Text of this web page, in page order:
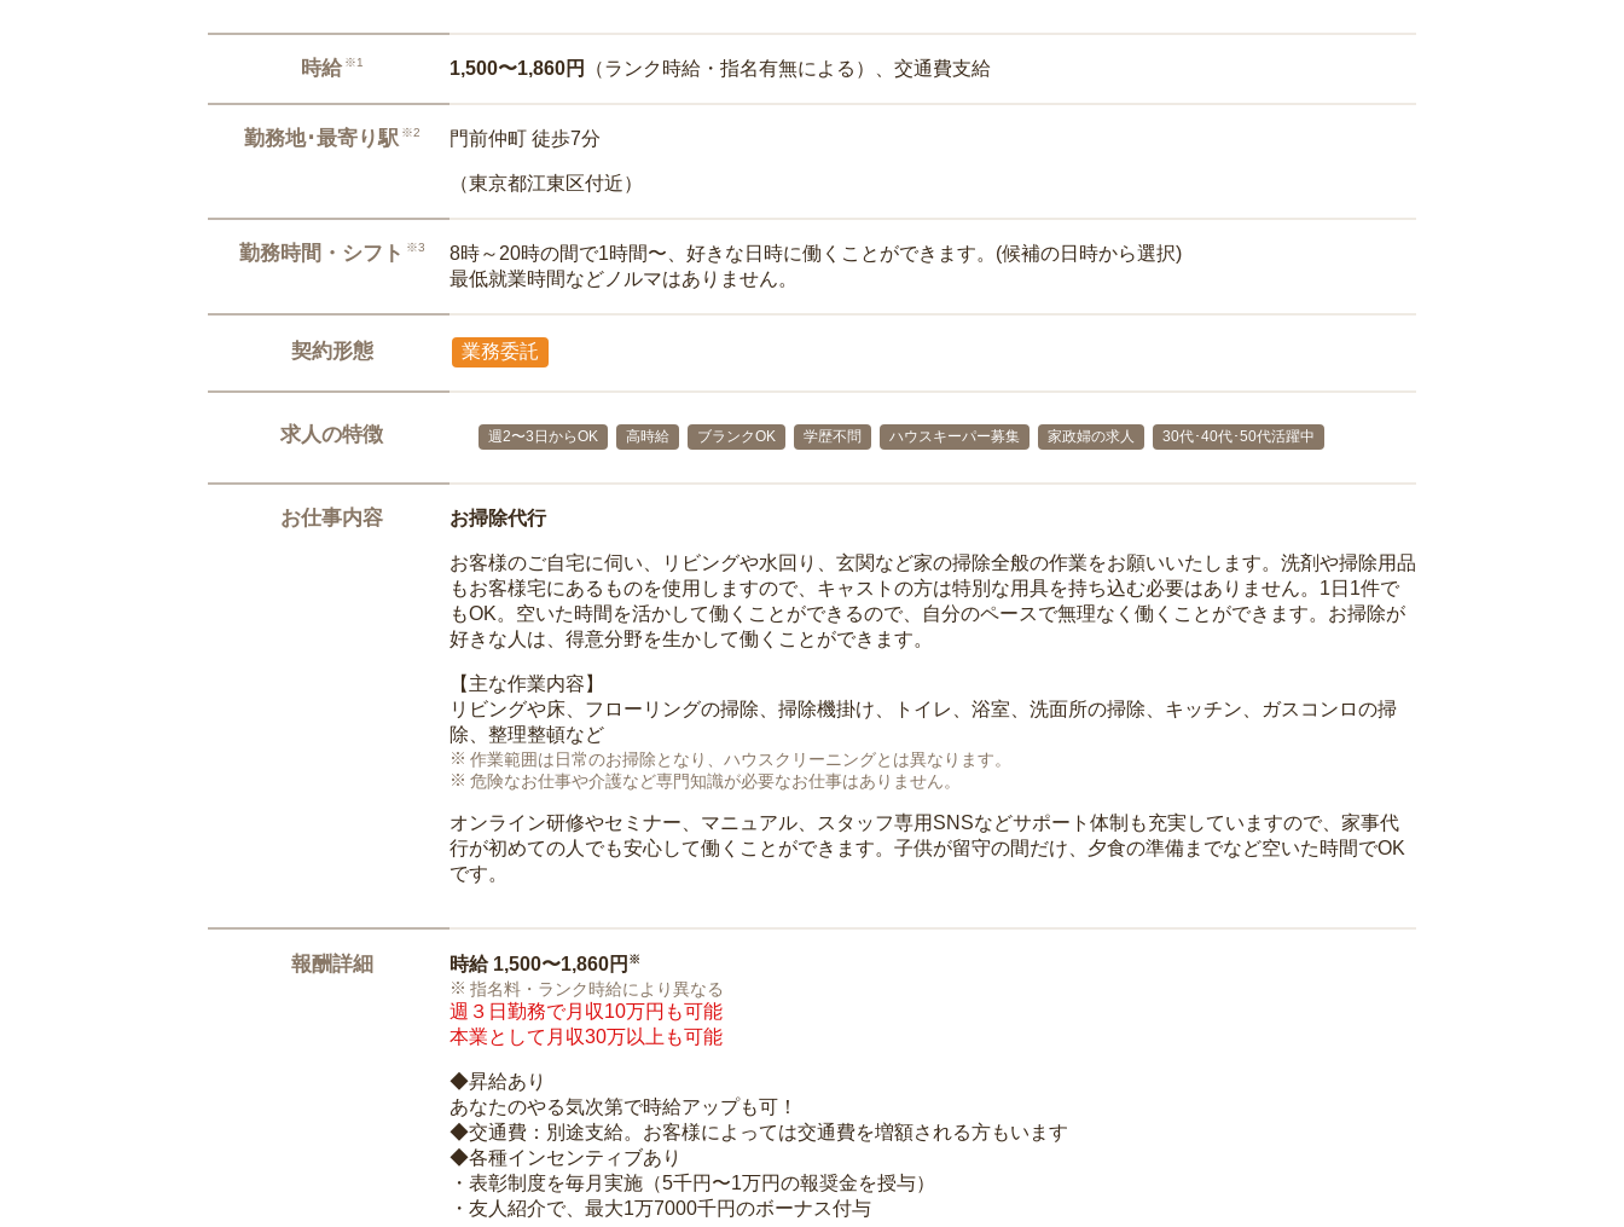
時給 ※1 1,500〜1,860円 （ランク時給・指名有無による）、交通費支給
勤務地･最寄り駅 ※2 門前仲町 徒歩7分
（東京都江東区付近）
勤務時間・シフト ※3
8時～20時の間で1時間〜、好きな日時に働くことができます。(候補の日時から選択)
最低就業時間などノルマはありません。
契約形態 業務委託
求人の特徴 週2〜3日からOK 高時給 ブランクOK 学歴不問 ハウスキーパー募集 家政婦の求人 30代･40代･50代活躍中
お仕事内容 お掃除代行
お客様のご自宅に伺い、リビングや水回り、玄関など家の掃除全般の作業をお願いいたします。洗剤や掃除用品
もお客様宅にあるものを使用しますので、キャストの方は特別な用具を持ち込む必要はありません。1日1件で
もOK。空いた時間を活かして働くことができるので、自分のペースで無理なく働くことができます。お掃除が
好きな人は、得意分野を生かして働くことができます。
【主な作業内容】
リビングや床、フローリングの掃除、掃除機掛け、トイレ、浴室、洗面所の掃除、キッチン、ガスコンロの掃
除、整理整頓など
作業範囲は日常のお掃除となり、ハウスクリーニングとは異なります。
危険なお仕事や介護など専門知識が必要なお仕事はありません。
オンライン研修やセミナー、マニュアル、スタッフ専用SNSなどサポート体制も充実していますので、家事代
行が初めての人でも安心して働くことができます。子供が留守の間だけ、夕食の準備までなど空いた時間でOK
です。
報酬詳細 時給 1,500〜1,860円 ※
指名料・ランク時給により異なる
週３日勤務で月収10万円も可能
本業として月収30万以上も可能
◆昇給あり
あなたのやる気次第で時給アップも可！
◆交通費：別途支給。お客様によっては交通費を増額される方もいます
◆各種インセンティブあり
・表彰制度を毎月実施（5千円〜1万円の報奨金を授与）
・友人紹介で、最大1万7000千円のボーナス付与